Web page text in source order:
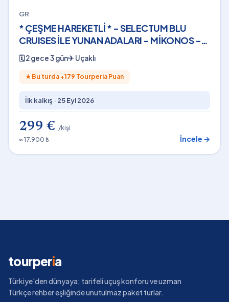
GR
* ÇEŞME HAREKETLİ * - SELECTUM BLU
CRUISES İLE YUNAN ADALARI - MİKONOS -
(2 GECE - 3 GÜN) - 2026
🗓2 gece 3 gün✈Uçaklı
★ Bu turda +179 Tourperia Puan
İlk kalkış · 25 Eyl 2026
299 € /kişi
≈ 17.900 ₺
İncele →
tourperia
Türkiye'den dünyaya; tarifeli uçuş konforu ve uzman
Türkçe rehber eşliğinde unutulmaz paket turlar.